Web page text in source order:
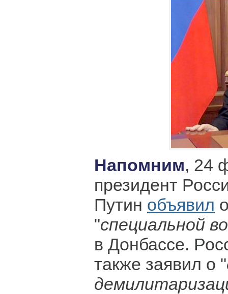
Напомним, 24
президент
Путин объявил
"специальной
в Донбассе.
также заявил о "